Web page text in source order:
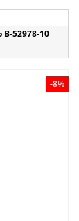
52978-10
-8%